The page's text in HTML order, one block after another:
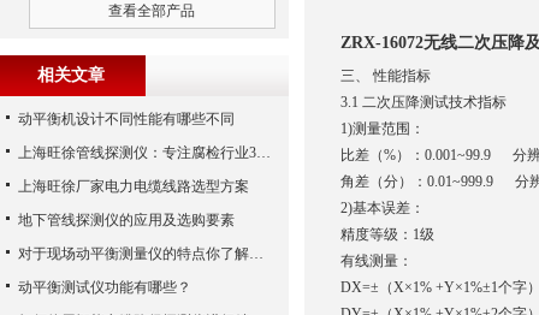
ZRX-16072无线二次压降
三、
性能指标
3.1 二次压降测试技术指标
1)测量范围：
比差（%）：0.001~99.9 分
角差（分）： 0.01~999.9 分
2)基本误差：
精度等级： 1级
有线测量：
DX=±（X×1% +Y×1%±1个字
查看全部产品
相关文章
动平衡机设计不同性能有哪些不同
上海旺徐管线探测仪：专注腐检行业30年
上海旺徐厂家电力电缆线路选型方案
地下管线探测仪的应用及选购要素
对于现场动平衡测量仪的特点你了解多少
动平衡测试仪功能有哪些？